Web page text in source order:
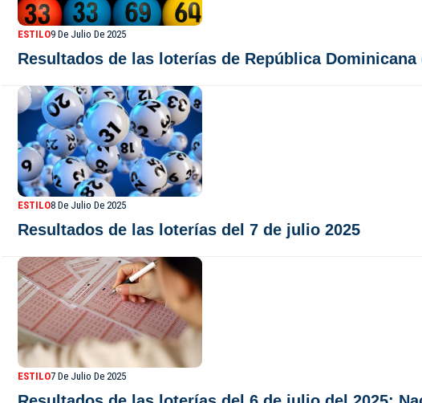
ESTILO9 De Julio De 2025
Resultados de las loterías de República
ESTILO8 De Julio De 2025
Resultados de las loterías del 7 de julio 2025
ESTILO7 De Julio De 2025